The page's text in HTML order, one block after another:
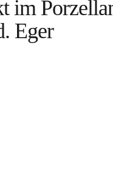
im
Eger